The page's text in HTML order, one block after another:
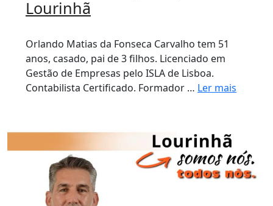
Lourinhã
Orlando Matias da Fonseca Carvalho tem 51
anos, casado, pai de 3 filhos. Licenciado em
Gestão de Empresas pelo ISLA de Lisboa.
Contabilista Certificado. Formador … Ler mais